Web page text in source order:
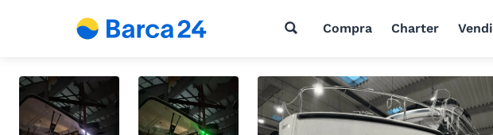
Compra Charter Vendi